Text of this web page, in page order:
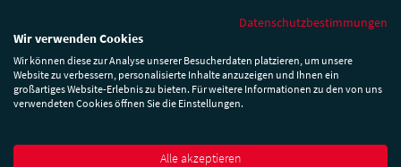
Unser Exklusiv-Partner
Datenschutzbestimmungen
Wir verwenden Cookies
Wir können diese zur Analyse unserer Besucherdaten platzieren, um unsere
Website zu verbessern, personalisierte Inhalte anzuzeigen und Ihnen ein
großartiges Website-Erlebnis zu bieten. Für weitere Informationen zu den von uns
verwendeten Cookies öffnen Sie die Einstellungen.
Alle akzeptieren